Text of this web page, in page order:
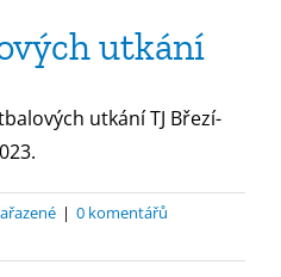
utkání
utkání TJ Březí-
| 0 komentářů